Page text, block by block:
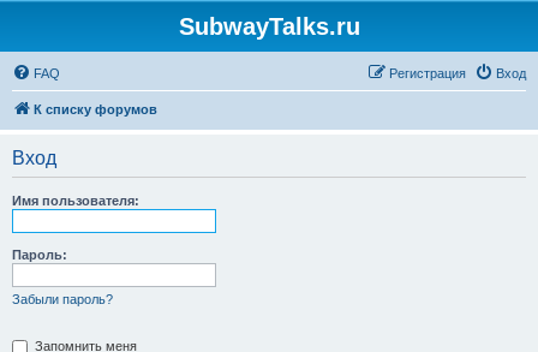
SubwayTalks.ru
FAQ Вход
Регистрация
К списку форумов
Вход
Имя пользователя:
Пароль:
Забыли пароль?
Запомнить меня